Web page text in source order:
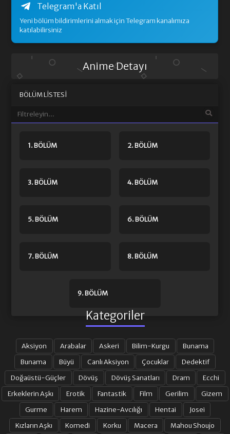
Telegram'a Katıl
Yeni bölüm bildirimlerini almak için Telegram kanalımıza
katılabilirsiniz
Anime Detayı
BÖLÜM LISTESI
1. BÖLÜM 2. BÖLÜM
3. BÖLÜM 4. BÖLÜM
5. BÖLÜM 6. BÖLÜM
7. BÖLÜM 8. BÖLÜM
9. BÖLÜM
Kategoriler
Aksiyon Arabalar Askeri Bilim-Kurgu
Bunama
Bunama
Büyü Canlı Aksiyon Çocuklar
Dedektif
Doğaüstü-Güçler
Dövüş Dövüş Sanatları Dram
Ecchi
Erkeklerin Aşkı
Erotik Fantastik Film Gerilim
Gizem
Gurme
Harem Hazine-Avcılığı Hentai
Josei
Kızların Aşkı
Komedi Korku Macera Mahou Shoujo